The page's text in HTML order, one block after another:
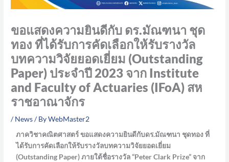
ขอแสดงความยินดีกับ ดร.มัณฑนา ชุด
ทอง ที่ได้รับการคัดเลือกให้รับรางวัล
บทความวิจัยยอดเยี่ยม (Outstanding
Paper) ประจำปี 2023 จาก Institute
and Faculty of Actuaries (IFoA) สห
ราชอาณาจักร
/News/ ByWebMaster2
ภาควิชาคณิตศาสตร์ ขอแสดงความยินดีกับดร.มัณฑนา ชุดทอง ที่
ได้รับการคัดเลือกให้รับรางวัลบทความวิจัยยอดเยี่ยม
(Outstanding Paper) ภายใต้ชื่อรางวัล “Peter Clark Prize” จาก